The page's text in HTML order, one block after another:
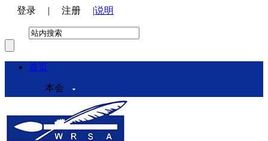
登录 | 注册 |说明
首页
本会
本会介绍
领导机构
理事会